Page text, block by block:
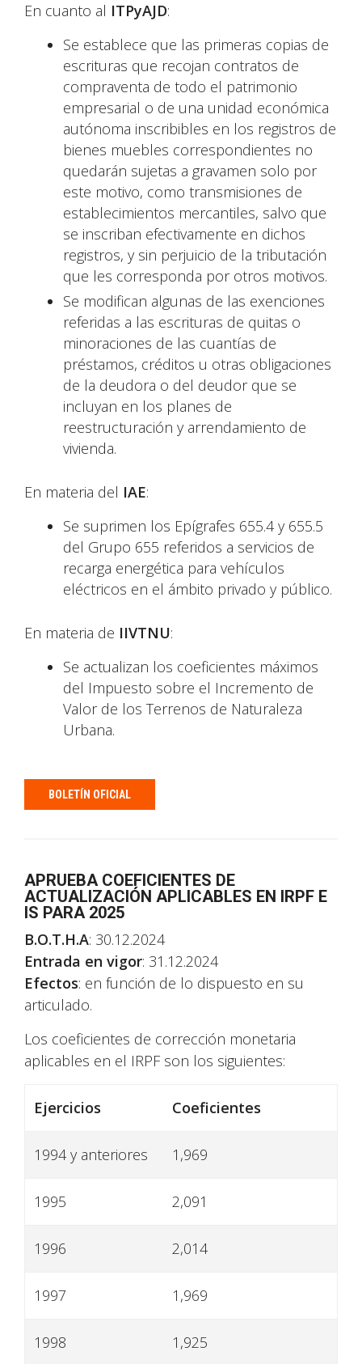
En cuanto al ITPyAJD:
Se establece que las primeras copias de
escrituras que recojan contratos de
compraventa de todo el patrimonio
empresarial o de una unidad económica
autónoma inscribibles en los registros de
bienes muebles correspondientes no
quedarán sujetas a gravamen solo por
este motivo, como transmisiones de
establecimientos mercantiles, salvo que
se inscriban efectivamente en dichos
registros, y sin perjuicio de la tributación
que les corresponda por otros motivos.
Se modifican algunas de las exenciones
referidas a las escrituras de quitas o
minoraciones de las cuantías de
préstamos, créditos u otras obligaciones
de la deudora o del deudor que se
incluyan en los planes de
reestructuración y arrendamiento de
vivienda.
En materia del IAE:
Se suprimen los Epígrafes 655.4 y 655.5
del Grupo 655 referidos a servicios de
recarga energética para vehículos
eléctricos en el ámbito privado y público.
En materia de IIVTNU:
Se actualizan los coeficientes máximos
del Impuesto sobre el Incremento de
Valor de los Terrenos de Naturaleza
Urbana.
BOLETÍN OFICIAL
APRUEBA COEFICIENTES DE
ACTUALIZACIÓN APLICABLES EN IRPF E
IS PARA 2025
B.O.T.H.A: 30.12.2024
Entrada en vigor: 31.12.2024
Efectos: en función de lo dispuesto en su
articulado.
Los coeficientes de corrección monetaria
aplicables en el IRPF son los siguientes:
Ejercicios Coeficientes
1994 y anteriores 1,969
1995 2,091
1996 2,014
1997 1,969
1998 1,925